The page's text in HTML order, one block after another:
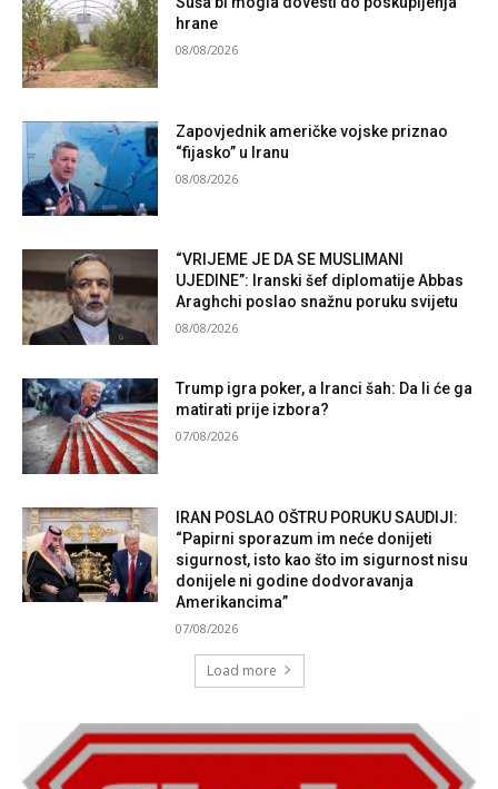
hrane
08/08/2026
Zapovjednik američke vojske priznao
“fijasko” u Iranu
08/08/2026
“VRIJEME JE DA SE MUSLIMANI
UJEDINE”: Iranski šef diplomatije Abbas
Araghchi poslao snažnu poruku svijetu
08/08/2026
Trump igra poker, a Iranci šah: Da li će ga
matirati prije izbora?
07/08/2026
IRAN POSLAO OŠTRU PORUKU SAUDIJI:
“Papirni sporazum im neće donijeti
sigurnost, isto kao što im sigurnost nisu
donijele ni godine dodvoravanja
Amerikancima”
07/08/2026
Load more